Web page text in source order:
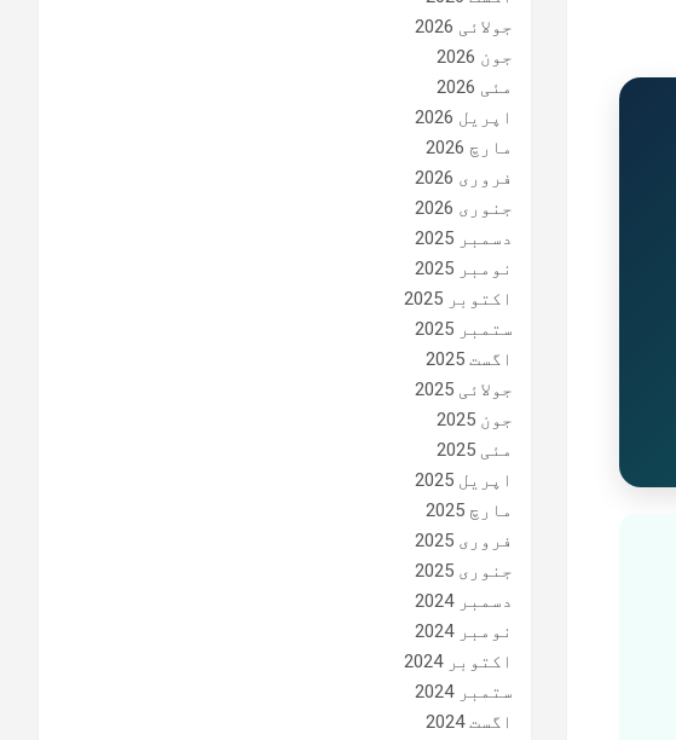
جولائی 2026
جون 2026
مئی 2026
اپریل 2026
مارچ 2026
فروری 2026
جنوری 2026
دسمبر 2025
نومبر 2025
اکتوبر 2025
ستمبر 2025
اگست 2025
جولائی 2025
جون 2025
مئی 2025
اپریل 2025
مارچ 2025
فروری 2025
جنوری 2025
دسمبر 2024
نومبر 2024
اکتوبر 2024
ستمبر 2024
اگست 2024